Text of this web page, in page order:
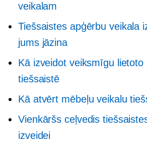
veikalam
Tiešsaistes apģērbu veikala
jums jāzina
Kā izveidot veiksmīgu lietoto
tiešsaistē
Kā atvērt mēbeļu veikalu
Vienkāršs ceļvedis
izveidei